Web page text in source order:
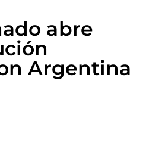
abre
Argentina